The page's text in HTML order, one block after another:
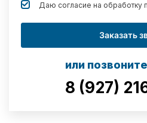
Даю согласие на обработку
Заказать
или
8 (927)